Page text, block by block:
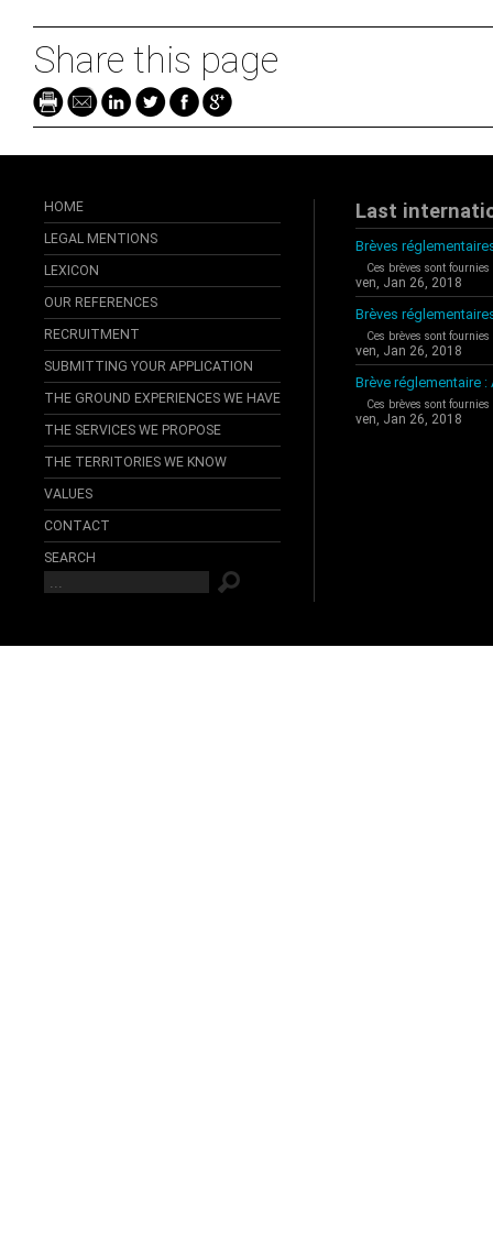
Share this page
HOME
LEGAL MENTIONS
LEXICON
OUR REFERENCES
RECRUITMENT
SUBMITTING YOUR APPLICATION
THE GROUND EXPERIENCES WE HAVE
THE SERVICES WE PROPOSE
THE TERRITORIES WE KNOW
VALUES
CONTACT
SEARCH
Last
Brèves
Ces brèves sont
ven, Jan 26, 2018
Brèves
Ces brèves sont
ven, Jan 26, 2018
Brève réglementaire :
Ces brèves sont
ven, Jan 26, 2018